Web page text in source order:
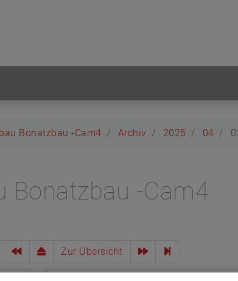
Bonatzbau -Cam4 Archiv 2025 04
Bonatzbau -Cam4
Zur Übersicht